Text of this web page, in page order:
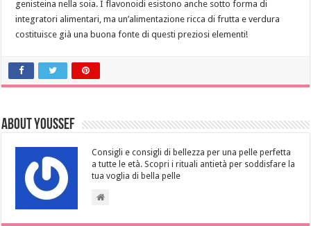
genisteina nella soia. I flavonoidi esistono anche sotto forma di
integratori alimentari, ma un’alimentazione ricca di frutta e verdura
costituisce già una buona fonte di questi preziosi elementi!
About Youssef
Consigli e consigli di bellezza per una pelle perfetta
a tutte le età. Scopri i rituali antietà per soddisfare la
tua voglia di bella pelle